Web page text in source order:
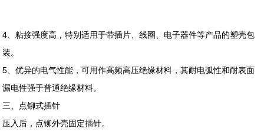
4、粘接强度高，特别适用于带插片、线圈、电子器件等产品的塑壳包
装。
5、优异的电气性能，可用作高频高压绝缘材料，其耐电弧性和耐表面
漏电性强于普通绝缘材料。
三、点铆式插针
压入后，点铆外壳固定插针。